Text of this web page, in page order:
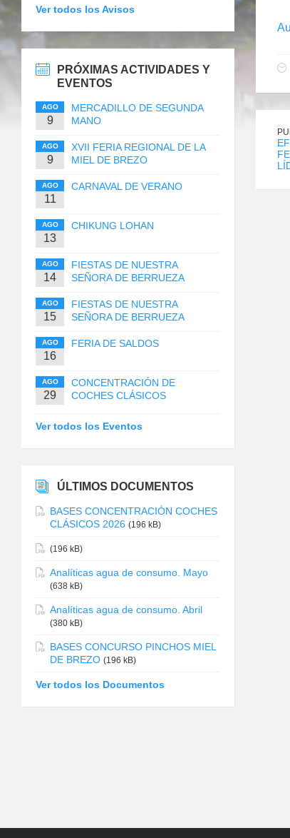
Ver todos los Avisos
PRÓXIMAS ACTIVIDADES Y
EVENTOS
AGO
9
MERCADILLO DE SEGUNDA
MANO
AGO
9
XVII FERIA REGIONAL DE LA
MIEL DE BREZO
AGO
11
CARNAVAL DE VERANO
AGO
13
CHIKUNG LOHAN
AGO
14
FIESTAS DE NUESTRA
SEÑORA DE BERRUEZA
AGO
15
FIESTAS DE NUESTRA
SEÑORA DE BERRUEZA
AGO
16
FERIA DE SALDOS
AGO
29
CONCENTRACIÓN DE
COCHES CLÁSICOS
Ver todos los Eventos
ÚLTIMOS DOCUMENTOS
BASES CONCENTRACIÓN COCHES
CLÁSICOS 2026 (196 kB)
(196 kB)
Analíticas agua de consumo. Mayo
(638 kB)
Analíticas agua de consumo. Abril
(380 kB)
BASES CONCURSO PINCHOS MIEL
DE BREZO (196 kB)
Ver todos los Documentos